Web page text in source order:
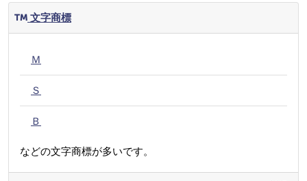
文字商標
Ｍ
Ｓ
Ｂ
などの文字商標が多いです。